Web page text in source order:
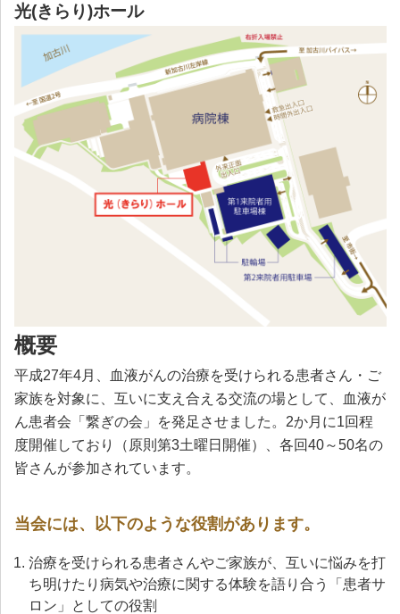
光(きらり)ホール
概要
平成27年4月、血液がんの治療を受けられる患者さん・ご
家族を対象に、互いに支え合える交流の場として、血液が
ん患者会「繋ぎの会」を発足させました。2か月に1回程
度開催しており（原則第3土曜日開催）、各回40～50名の
皆さんが参加されています。
当会には、以下のような役割があります。
治療を受けられる患者さんやご家族が、互いに悩みを打
ち明けたり病気や治療に関する体験を語り合う「患者サ
ロン」としての役割